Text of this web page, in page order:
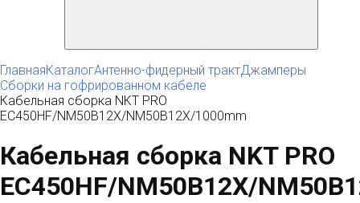
ГлавнаяКаталогАнтенно-фидерный трактДжамперы
Сборки на гофрированном кабеле
Кабельная сборка NKT PRO
EC450HF/NM50B12X/NM50B12X/1000mm
Кабельная сборка NKT PRO
EC450HF/NM50B12X/